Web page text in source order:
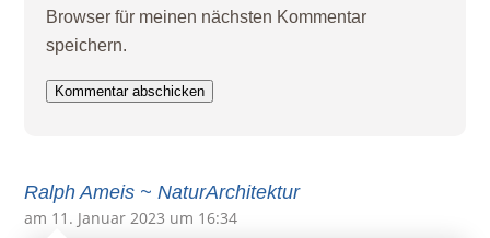
Ralph Ameis ~ NaturArchitektur
am 11. Januar 2023 um 16:34
Browser für meinen nächsten Kommentar
speichern.
Kommentar abschicken